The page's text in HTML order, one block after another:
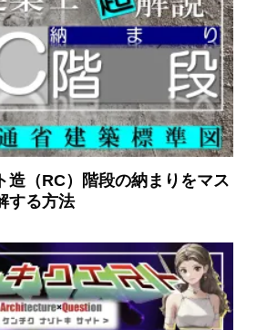
造（RC）階段の納まりをマス
する方法